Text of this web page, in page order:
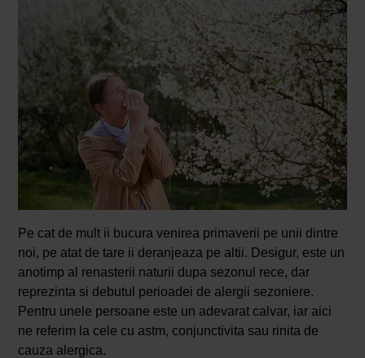
Pe cat de mult ii bucura venirea primaverii pe unii dintre
noi, pe atat de tare ii deranjeaza pe altii. Desigur, este un
anotimp al renasterii naturii dupa sezonul rece, dar
reprezinta si debutul perioadei de alergii sezoniere.
Pentru unele persoane este un adevarat calvar, iar aici
ne referim la cele cu astm, conjunctivita sau rinita de
cauza alergica.